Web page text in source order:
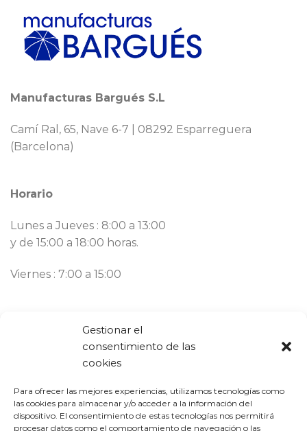
Gestionar el
consentimiento de las
cookies
Para ofrecer las mejores experiencias, utilizamos tecnologías como
las cookies para almacenar y/o acceder a la información del
dispositivo. El consentimiento de estas tecnologías nos permitirá
procesar datos como el comportamiento de navegación o las
Manufacturas Bargués S.L
Camí Ral, 65, Nave 6-7 | 08292 Esparreguera
(Barcelona)
Horario
Lunes a Jueves : 8:00 a 13:00
y de 15:00 a 18:00 horas.
Viernes : 7:00 a 15:00
Llámanos ahora:93 777 82 58
bargues@mbargues.com